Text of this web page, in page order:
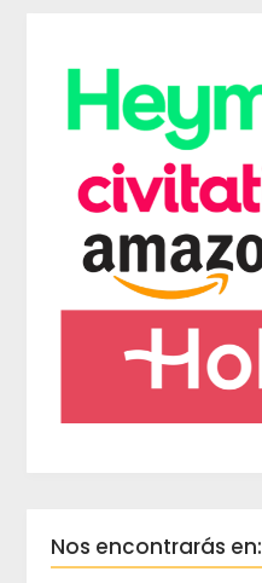
Nos encontrarás en: